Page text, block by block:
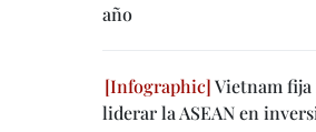
año
Vietnam fija
liderar la ASEAN en